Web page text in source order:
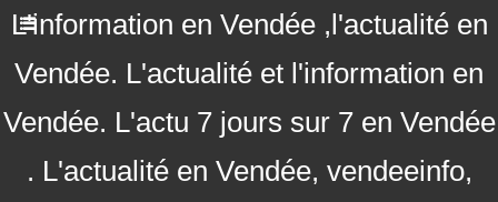
L'information en Vendée ,l'actualité en
Vendée. L'actualité et l'information en
Vendée. L'actu 7 jours sur 7 en Vendée
. L'actualité en Vendée, vendeeinfo,